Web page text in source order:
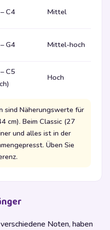
C4 Mittel
G4 Mittel-hoch
C5
Hoch
sind Näherungswerte für
cm). Beim Classic (27
und alles ist in der
Üben Sie
Noten, haben